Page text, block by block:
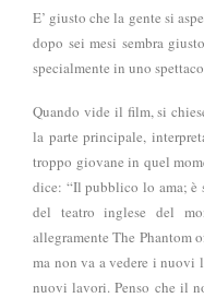
E’ giusto che la gente si
dopo sei mesi sembra
specialmente in uno
Quando vide il film, si
la parte principale,
troppo giovane in quel
dice: “Il pubblico lo ama; è
del teatro inglese del
allegramente The Phantom
ma non va a vedere i nuovi
nuovi lavori. Penso che il